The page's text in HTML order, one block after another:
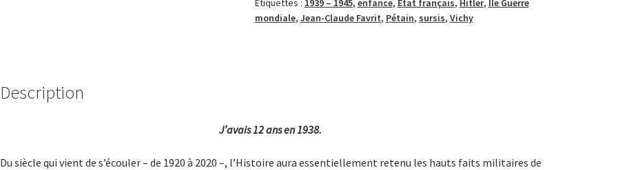
sursis
Étiquettes : 1939 – 1945, enfance, État français, Hitler, IIe Guerre
mon­diale, Jean-Claude Favrit, Pétain, sursis, Vichy
Description
J’avais 12 ans en 1938.
Du siècle qui vient de s’écouler – de 1920 à 2020 –, l’Histoire aura essentiellement retenu les hauts faits militaires de